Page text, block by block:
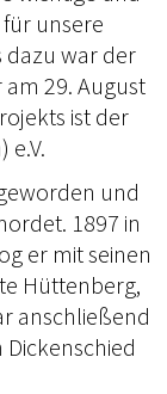
unsere
dazu war der
29. August
ist der
e.V.
und
1897 in
er mit seinen
Hüttenberg,
anschließend